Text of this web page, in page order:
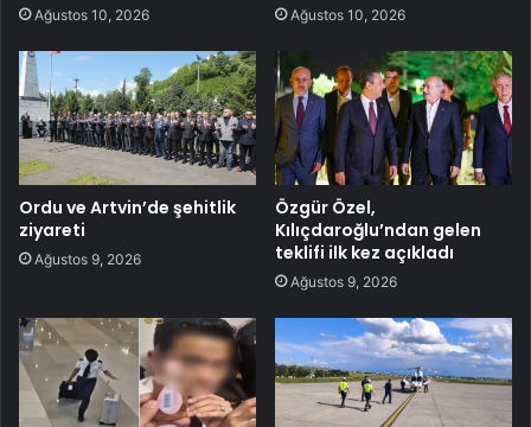
Ağustos 10, 2026 Ağustos 10, 2026
Ordu ve Artvin’de şehitlik
ziyareti
Ağustos 9, 2026
Özgür Özel,
Kılıçdaroğlu’ndan gelen
teklifi ilk kez açıkladı
Ağustos 9, 2026